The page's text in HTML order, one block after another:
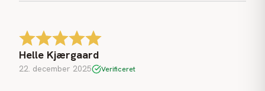
Helle Kjærgaard
22. december 2025 Verificeret